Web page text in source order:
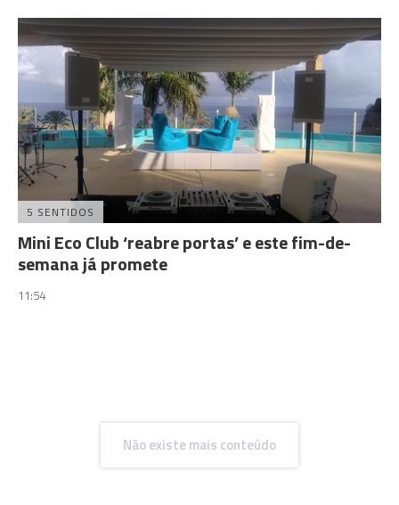
5 SENTIDOS
Mini Eco Club ‘reabre portas’ e este fim-de-
semana já promete
11:54
Não existe mais conteúdo